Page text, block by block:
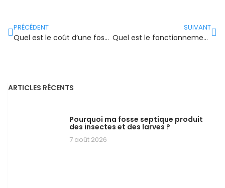
PRÉCÉDENT
Quel est le coût d’une fosse septique ?
SUIVANT
Quel est le fonctionnement d’une fosse septique ?
ARTICLES RÉCENTS
Pourquoi ma fosse septique produit
des insectes et des larves ?
7 août 2026